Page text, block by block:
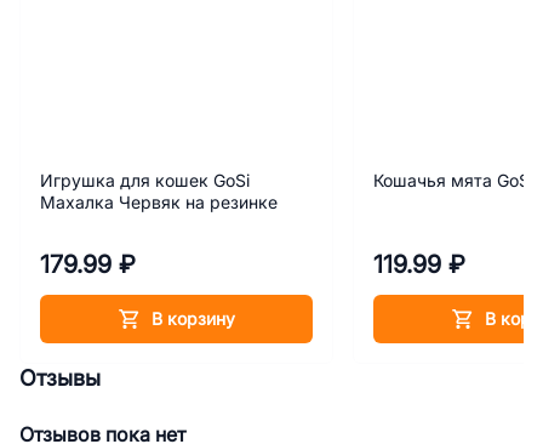
Игрушка для кошек GoSi
Махалка Червяк на резинке
179.99 ₽
В корзину
Кошачья мята GoSi
119.99 ₽
В
Отзывы
Отзывов пока нет